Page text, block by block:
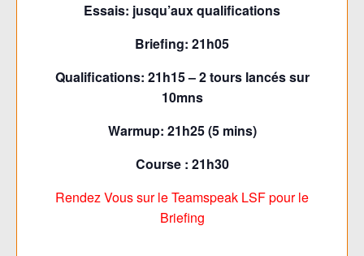
Essais: jusqu’aux qualifications
Briefing: 21h05
Qualifications: 21h15 – 2 tours lancés sur
10mns
Warmup: 21h25 (5 mins)
Course : 21h30
Rendez Vous sur le Teamspeak LSF pour le
Briefing